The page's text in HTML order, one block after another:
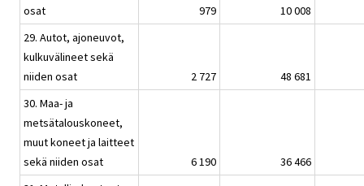
osat
979
10 008
29. Autot, ajoneuvot,
kulkuvälineet sekä
niiden osat
2 727
48 681
30. Maa- ja
metsätalouskoneet,
muut koneet ja laitteet
sekä niiden osat
6 190
36 466